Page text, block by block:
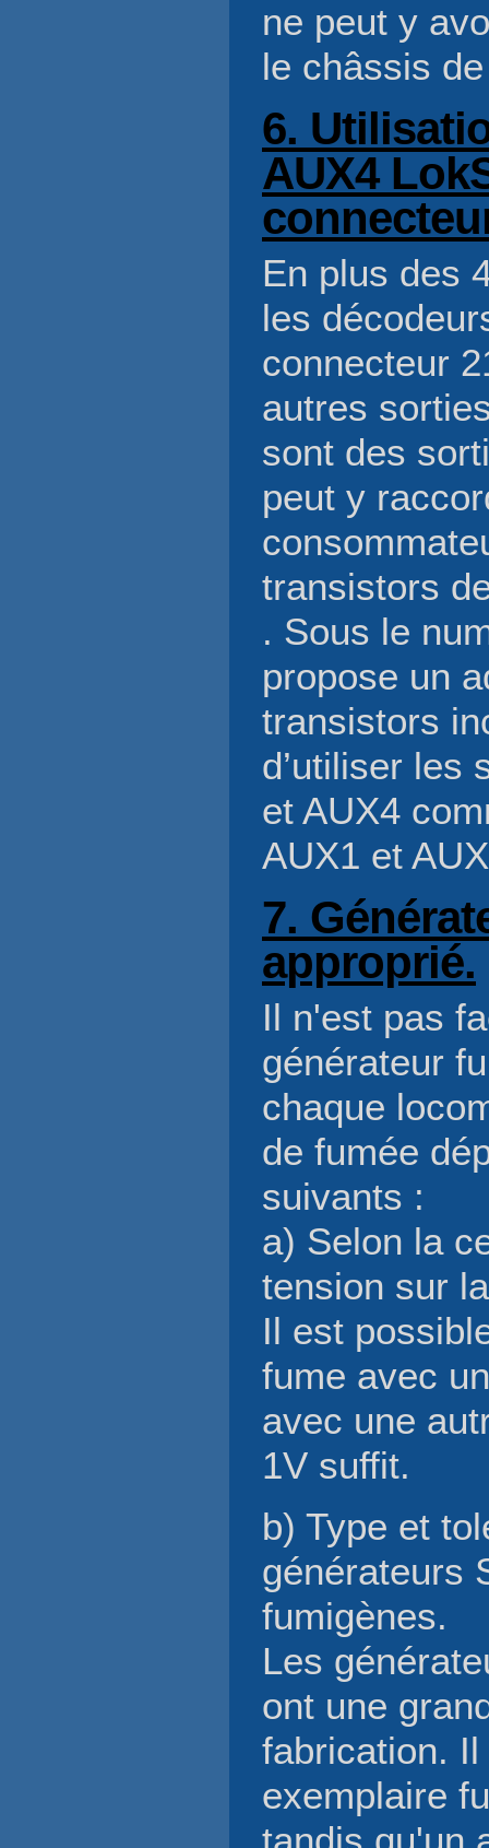
ne peut y
le châssis
6.
AUX4
En plus des
les
connecteur
autres
sont des
peut y
transistors
. Sous le
propose un
transistors
d’utiliser les
et AUX4
AUX1 et
7.
approprié.
Il n'est pas
générateur
chaque
de fumée
suivants :
a) Selon la
tension sur
Il est
fume avec
avec une
1V suffit.
b) Type et
générateurs
fumigènes.
Les
ont une
fabrication.
exemplaire